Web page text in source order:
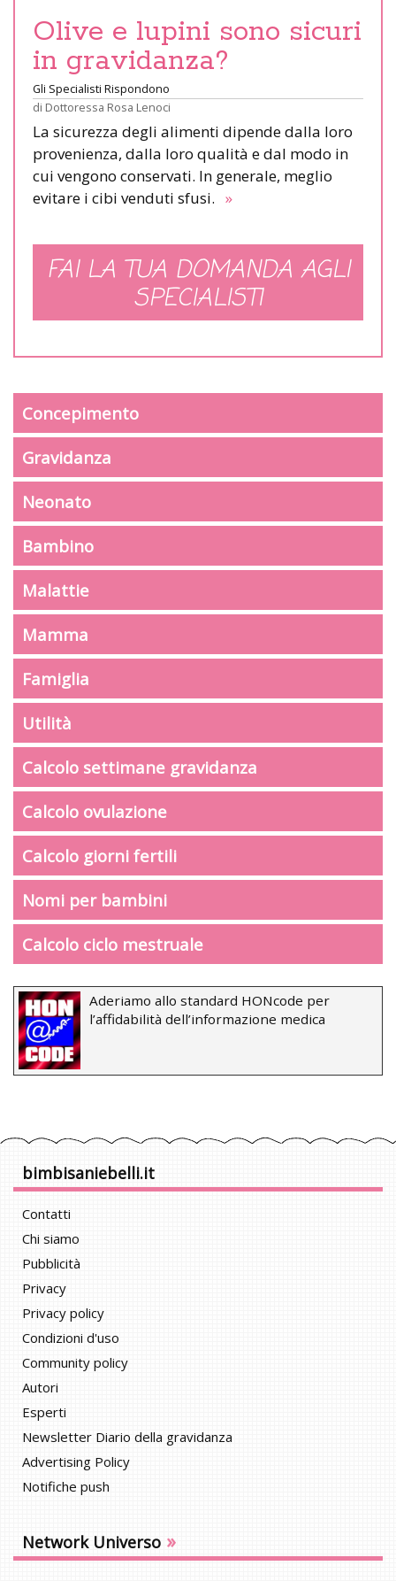
Olive e lupini sono sicuri
in gravidanza?
Gli Specialisti Rispondono
di Dottoressa Rosa Lenoci
La sicurezza degli alimenti dipende dalla loro
provenienza, dalla loro qualità e dal modo in
cui vengono conservati. In generale, meglio
evitare i cibi venduti sfusi. »
FAI LA TUA DOMANDA AGLI
SPECIALISTI
Concepimento
Gravidanza
Neonato
Bambino
Malattie
Mamma
Famiglia
Utilità
Calcolo settimane gravidanza
Calcolo ovulazione
Calcolo giorni fertili
Nomi per bambini
Calcolo ciclo mestruale
Aderiamo allo standard HONcode per
l’affidabilità dell’informazione medica
bimbisaniebelli.it
Contatti
Chi siamo
Pubblicità
Privacy
Privacy policy
Condizioni d'uso
Community policy
Autori
Esperti
Newsletter Diario della gravidanza
Advertising Policy
Notifiche push
Network Universo »